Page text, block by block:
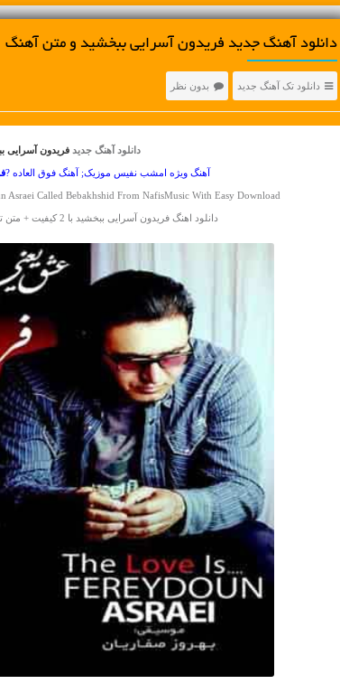
دانلود آهنگ جديد فریدون آسرایی ببخشید و متن آهنگ
دانلود تک آهنگ جدید بدون نظر
دانلود آهنگ جدید فریدون آسرایی
آهنگ ویژه امشب نفیس موزیک; آهنگ فوق العاده ?
Asraei Called Bebakhshid From NafisMusic With Easy Download
دانلود اهنگ فریدون آسرایی ببخشید با 2 کیفیت + متن ترانه + پخش آنلاین موزیک